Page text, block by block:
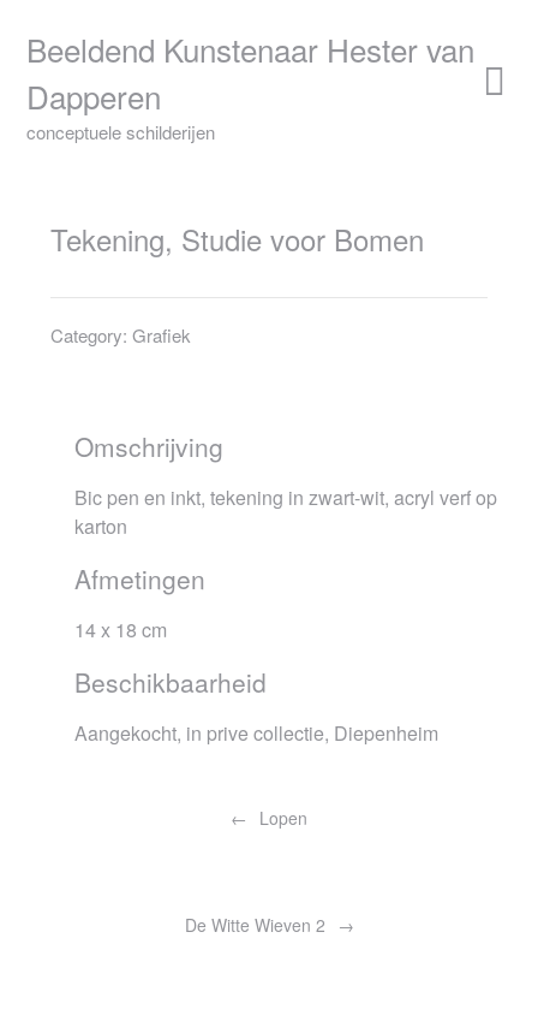
contentBeeldend Kunstenaar Hester van
Dapperen
conceptuele schilderijen
Tekening, Studie voor Bomen
Category:Grafiek
Omschrijving
Bic pen en inkt, tekening in zwart-wit, acryl verf op
karton
Afmetingen
14 x 18 cm
Beschikbaarheid
Aangekocht, in prive collectie, Diepenheim
Lopen
De Witte Wieven 2